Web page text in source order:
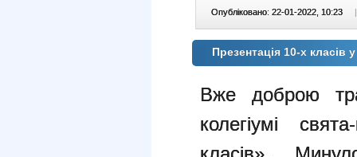
Опубліковано: 22-01-2022, 10:23 |
Презентація 10-х класів
Вже доброю
колегіумі